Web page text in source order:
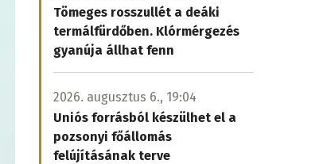
Tömeges rosszullét a deáki
termálfürdőben. Klórmérgezés
gyanúja állhat fenn
2026. augusztus 6., 19:04
Uniós forrásból készülhet el a
pozsonyi főállomás
felújításának terve